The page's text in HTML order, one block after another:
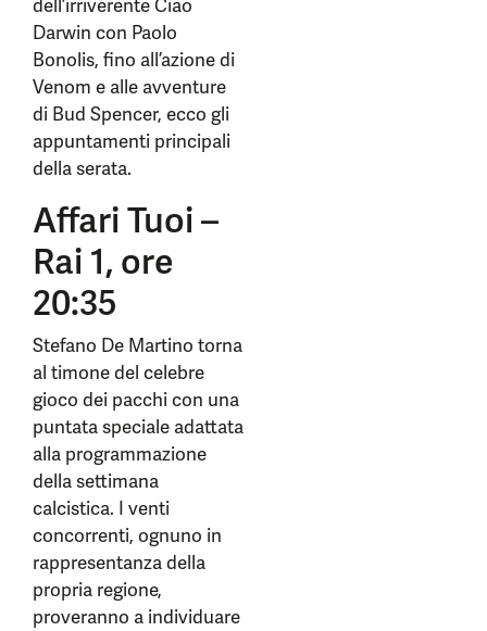
dell’irriverente Ciao
Darwin con Paolo
Bonolis, fino all’azione di
Venom e alle avventure
di Bud Spencer, ecco gli
appuntamenti principali
della serata.
Affari Tuoi –
Rai 1, ore
20:35
Stefano De Martino torna
al timone del celebre
gioco dei pacchi con una
puntata speciale adattata
alla programmazione
della settimana
calcistica. I venti
concorrenti, ognuno in
rappresentanza della
propria regione,
proveranno a individuare